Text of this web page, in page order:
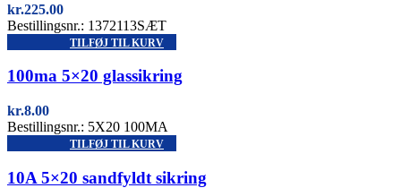
kr.225.00
Bestillingsnr.: 1372113SÆT
TILFØJ TIL KURV
100ma 5×20 glassikring
kr.8.00
Bestillingsnr.: 5X20 100MA
TILFØJ TIL KURV
10A 5×20 sandfyldt sikring